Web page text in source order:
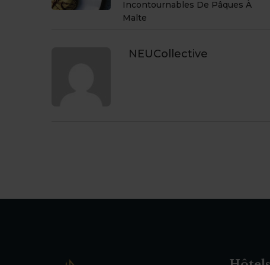
Incontournables De Pâques À
Malte
NEUCollective